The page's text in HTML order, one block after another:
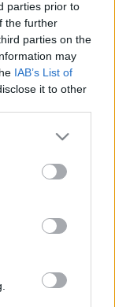
parties prior to
the further
parties on the
may
IAB’s List of
it to other
more Google
may click to
party tags to
below Google
öt neves
tagja volt
a Pécsi
dr.
Péter
oktatási
Kotormán